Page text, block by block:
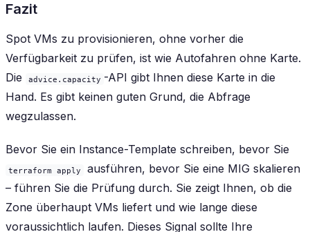
Fazit
Spot VMs zu provisionieren, ohne vorher die
Verfügbarkeit zu prüfen, ist wie Autofahren ohne Karte.
Die
advice.capacity -API gibt Ihnen diese Karte in die
Hand. Es gibt keinen guten Grund, die Abfrage
wegzulassen.
Bevor Sie ein Instance-Template schreiben, bevor Sie
terraform apply
ausführen, bevor Sie eine MIG skalieren
– führen Sie die Prüfung durch. Sie zeigt Ihnen, ob die
Zone überhaupt VMs liefert und wie lange diese
voraussichtlich laufen. Dieses Signal sollte Ihre